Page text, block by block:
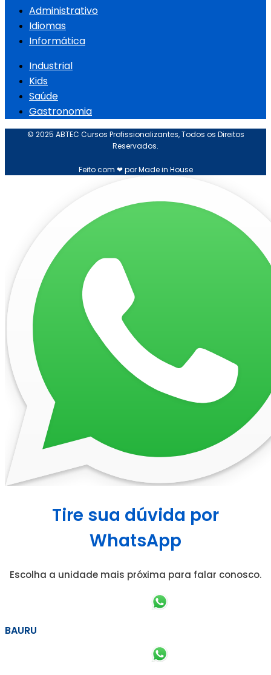
Administrativo
Idiomas
Informática
Industrial
Kids
Saúde
Gastronomia
© 2025 ABTEC Cursos Profissionalizantes, Todos os Direitos
Reservados.
Feito com ❤ por Made in House
Tire sua dúvida por
WhatsApp
Escolha a unidade mais próxima para falar conosco.
BAURU